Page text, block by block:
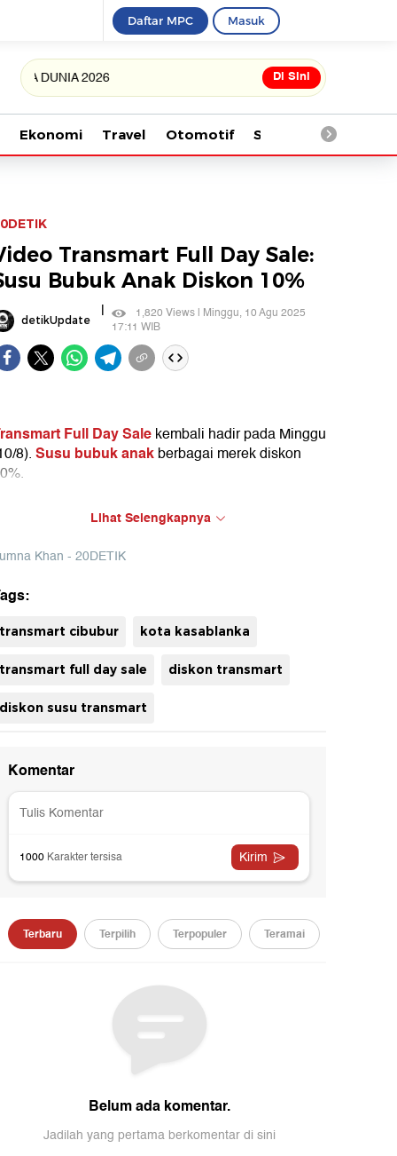
Daftar MPC Masuk
2026 Di Sini
Ekonomi Travel Otomotif Saintek
Transmart Full Day Sale:
Bubuk Anak Diskon 10%
detikUpdate |
1,820 Views | Minggu, 10 Agu 2025
17:11 WIB
Full Day Salekembali hadir pada Minggu
8).Susu bubuk anakberbagai merek diskon
hanya Rp 46.000. Juga ada susu Dancow Calc
400 g hanya Rp 47.700.
Lihat Selengkapnya
Khan - 20DETIK
transmart cibubur kota kasablanka
transmart full day sale diskon transmart
diskon susu transmart